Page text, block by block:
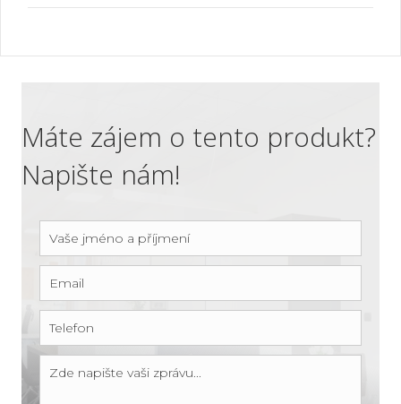
Máte zájem o tento produkt?
Napište nám!